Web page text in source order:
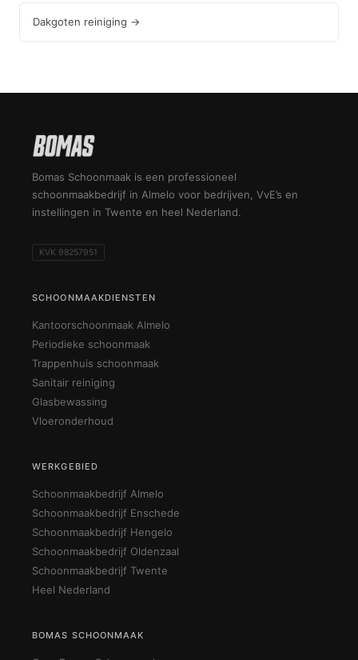
Dakgoten reiniging →
Bomas Schoonmaak is een professioneel
schoonmaakbedrijf in Almelo voor bedrijven, VvE’s en
instellingen in Twente en heel Nederland.
KVK 98257951
SCHOONMAAKDIENSTEN
Kantoorschoonmaak Almelo
Periodieke schoonmaak
Trappenhuis schoonmaak
Sanitair reiniging
Glasbewassing
Vloeronderhoud
WERKGEBIED
Schoonmaakbedrijf Almelo
Schoonmaakbedrijf Enschede
Schoonmaakbedrijf Hengelo
Schoonmaakbedrijf Oldenzaal
Schoonmaakbedrijf Twente
Heel Nederland
BOMAS SCHOONMAAK